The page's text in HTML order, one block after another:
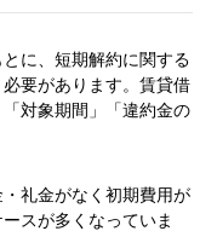
に、短期解約に関する
要があります。賃貸借
対象期間」「違約金の
礼金がなく初期費用が
スが多くなっていま